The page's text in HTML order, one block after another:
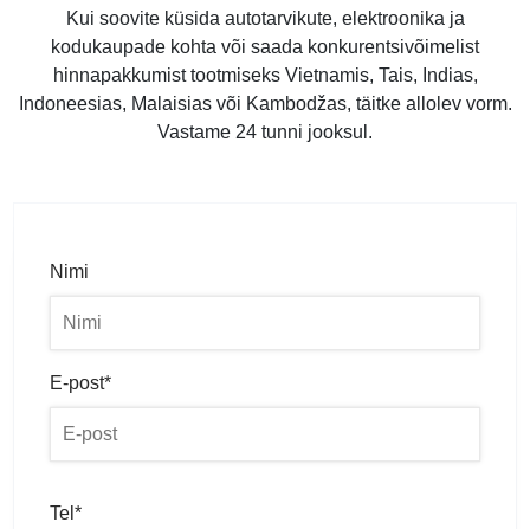
Kui soovite küsida autotarvikute, elektroonika ja
kodukaupade kohta või saada konkurentsivõimelist
hinnapakkumist tootmiseks Vietnamis, Tais, Indias,
Indoneesias, Malaisias või Kambodžas, täitke allolev vorm.
Vastame 24 tunni jooksul.
Nimi
E-post*
Tel*